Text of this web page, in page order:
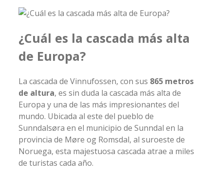
¿Cuál es la cascada más alta
de Europa?
La cascada de Vinnufossen, con sus 865 metros
de altura, es sin duda la cascada más alta de
Europa y una de las más impresionantes del
mundo. Ubicada al este del pueblo de
Sunndalsøra en el municipio de Sunndal en la
provincia de Møre og Romsdal, al suroeste de
Noruega, esta majestuosa cascada atrae a miles
de turistas cada año.